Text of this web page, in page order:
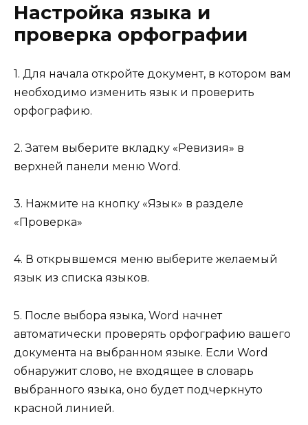
Настройка языка и
проверка орфографии
1. Для начала откройте документ, в котором вам
необходимо изменить язык и проверить
орфографию.
2. Затем выберите вкладку «Ревизия» в
верхней панели меню Word.
3. Нажмите на кнопку «Язык» в разделе
«Проверка»
4. В открывшемся меню выберите желаемый
язык из списка языков.
5. После выбора языка, Word начнет
автоматически проверять орфографию вашего
документа на выбранном языке. Если Word
обнаружит слово, не входящее в словарь
выбранного языка, оно будет подчеркнуто
красной линией.